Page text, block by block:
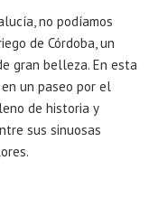
no podíamos
de Córdoba, un
gran belleza. En esta
un paseo por el
de historia y
sus sinuosas